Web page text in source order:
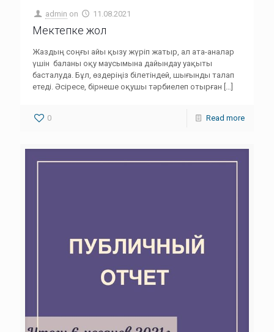
admin on 11.08.2021
Мектепке жол
Жаздың соңғы айы қызу жүріп жатыр, ал ата-аналар
үшін баланы оқу маусымына дайындау уақыты
басталуда. Бұл, өздеріңіз білетіндей, шығынды талап
етеді. Әсіресе, бірнеше оқушы тәрбиелеп отырған […]
0 Read more